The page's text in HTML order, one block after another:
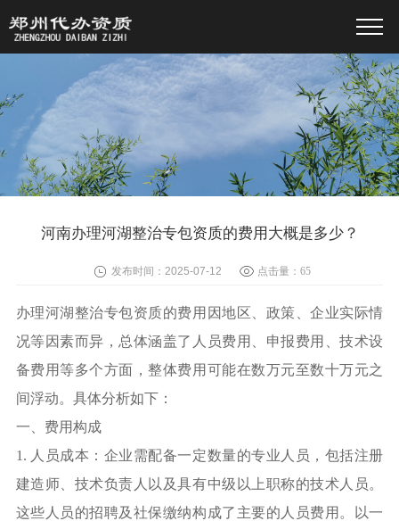
河南办理河湖整治专包资质的费用大概是多少？
发布时间：2025-07-12 点击量： 65
办理河湖整治专包资质的费用因地区、政策、企业实际情
况等因素而异，总体涵盖了人员费用、申报费用、技术设
备费用等多个方面，整体费用可能在数万元至数十万元之
间浮动。具体分析如下：
一、费用构成
1. 人员成本：企业需配备一定数量的专业人员，包括注册
建造师、技术负责人以及具有中级以上职称的技术人员。
这些人员的招聘及社保缴纳构成了主要的人员费用。以一